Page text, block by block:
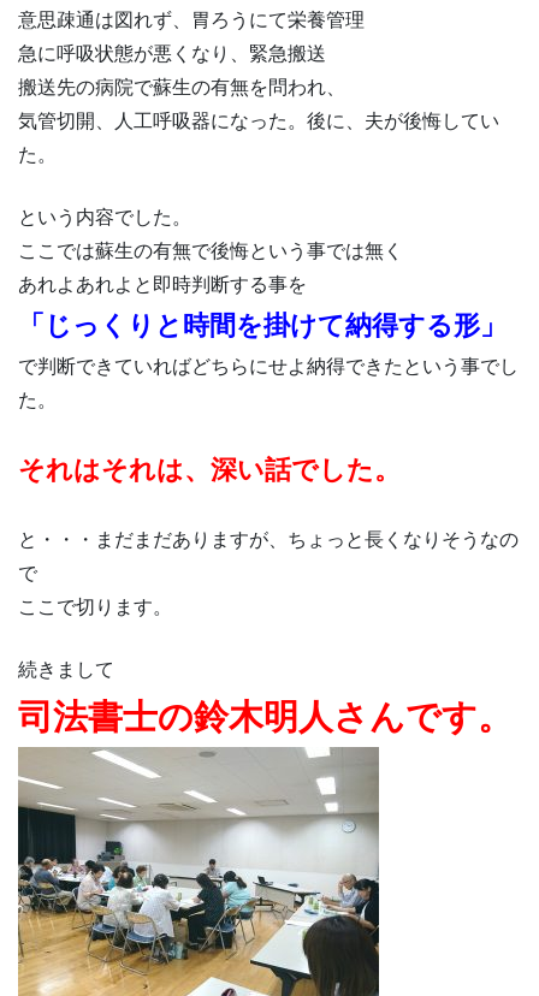
意思疎通は図れず、胃ろうにて栄養管理
急に呼吸状態が悪くなり、緊急搬送
搬送先の病院で蘇生の有無を問われ、
気管切開、人工呼吸器になった。後に、夫が後悔してい
た。
という内容でした。
ここでは蘇生の有無で後悔という事では無く
あれよあれよと即時判断する事を
「じっくりと時間を掛けて納得する形」
で判断できていればどちらにせよ納得できたという事でし
た。
それはそれは、深い話でした。
と・・・まだまだありますが、ちょっと長くなりそうなの
で
ここで切ります。
続きまして
司法書士の鈴木明人さんです。